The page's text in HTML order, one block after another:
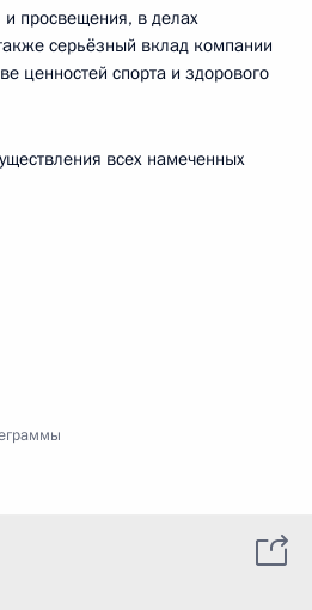
и просвещения, в делах
серьёзный вклад компании
ценностей спорта и здорового
всех намеченных